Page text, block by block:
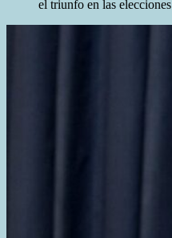
el triunfo en las elecciones